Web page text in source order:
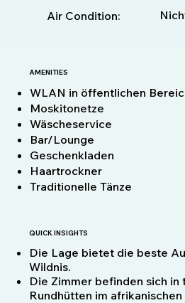
Air Condition:
AMENITIES
WLAN in öffentlichen
Moskitonetze
Wäscheservice
Bar/Lounge
Geschenkladen
Haartrockner
Traditionelle Tänze
QUICK INSIGHTS
Die Lage bietet die beste
Wildnis.
Die Zimmer befinden sich in
Rundhütten im afrikanischen